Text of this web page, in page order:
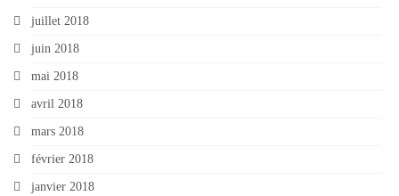
juillet 2018
juin 2018
mai 2018
avril 2018
mars 2018
février 2018
janvier 2018